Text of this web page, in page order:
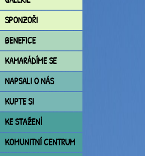
SPONZOŘI
BENEFICE
KAMARÁDÍME SE
NAPSALI O NÁS
KUPTE SI
KE STAŽENÍ
KOMUNITNÍ CENTRUM